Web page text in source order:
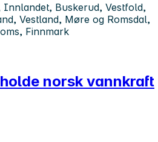
Buskerud, Vestfold,
Vestland, Møre og Romsdal,
Finnmark
norsk vannkraft